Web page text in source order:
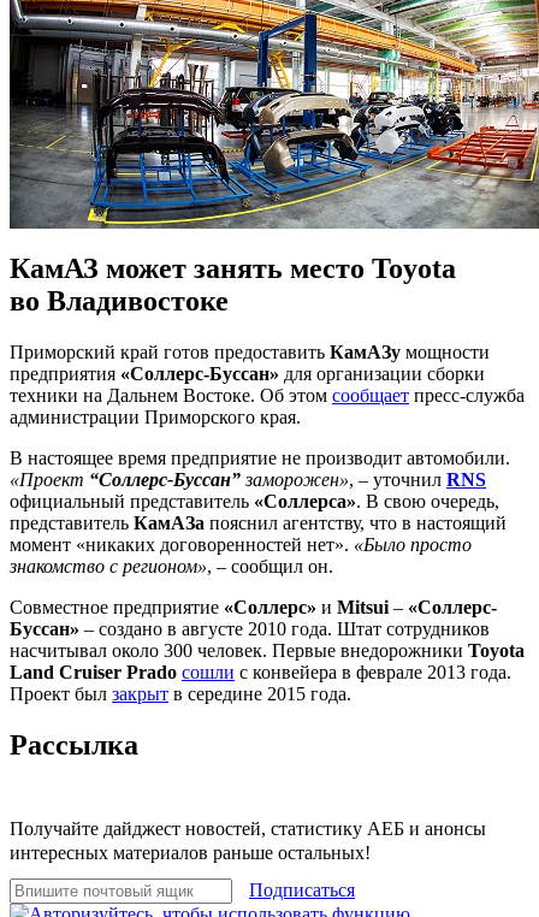
КамАЗ может занять место Toyota
во Владивостоке
Приморский край готов предоставить КамАЗу мощности
предприятия «Соллерс-Буссан» для организации сборки
техники на Дальнем Востоке. Об этом сообщает пресс-служба
администрации Приморского края.
В настоящее время предприятие не производит автомобили.
«Проект “Соллерс-Бусcан”заморожен», – уточнил RNS
официальный представитель «Соллерса». В свою очередь,
представитель КамАЗа пояснил агентству, что в настоящий
момент «никаких договоренностей нет». «Было просто
знакомство с регионом», – сообщил он.
Совместное предприятие «Соллерс» и Mitsui – «Соллерс-
Буссан» – создано в августе 2010 года. Штат сотрудников
насчитывал около 300 человек. Первые внедорожники Toyota
Land Cruiser Prado сошли с конвейера в феврале 2013 года.
Проект был закрыт в середине 2015 года.
Рассылка
Получайте дайджест новостей, статистику АЕБ и анонсы
интересных материалов раньше остальных!
Подписаться